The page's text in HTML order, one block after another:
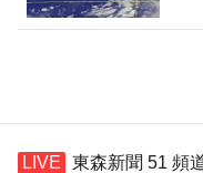
東森新聞 51 頻